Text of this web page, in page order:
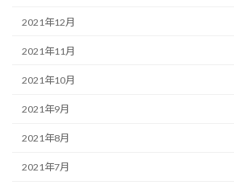
2021年12月
2021年11月
2021年10月
2021年9月
2021年8月
2021年7月